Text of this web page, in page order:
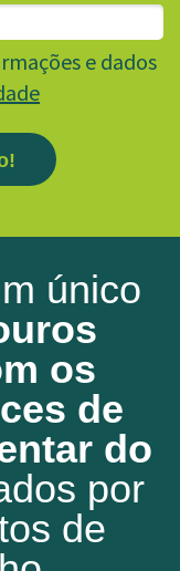
e dados
único
os
de
do
por
de